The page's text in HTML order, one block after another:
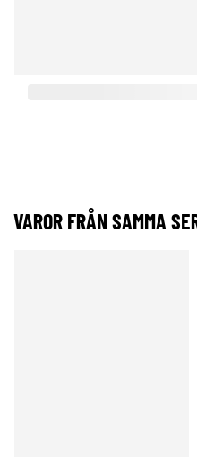
VAROR FRÅN SAMMA